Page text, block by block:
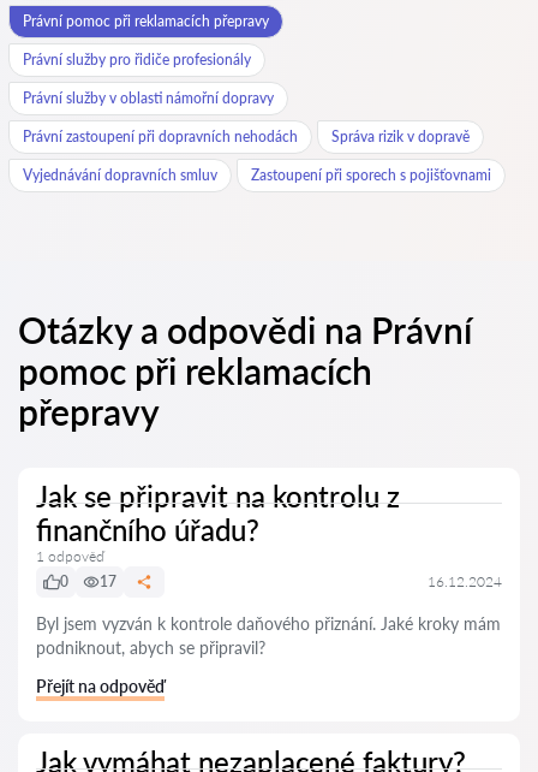
Právní pomoc při reklamacích přepravy
Právní služby pro řidiče profesionály
Právní služby v oblasti námořní dopravy
Právní zastoupení při dopravních nehodách Správa rizik v dopravě
Vyjednávání dopravních smluv Zastoupení při sporech s pojišťovnami
Otázky a odpovědi na Právní
pomoc při reklamacích
přepravy
Jak se připravit na kontrolu z
finančního úřadu?
1 odpověď
0
17 16.12.2024
Byl jsem vyzván k kontrole daňového přiznání. Jaké kroky mám
podniknout, abych se připravil?
Přejít na odpověď
Jak vymáhat nezaplacené faktury?